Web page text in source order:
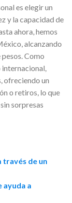
es elegir un
y la capacidad de
ahora, hemos
alcanzando
Como
ofreciendo un
o retiros, lo que
sorpresas
través de un
ayuda a